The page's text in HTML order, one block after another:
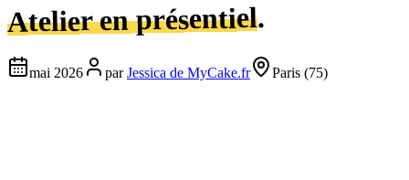
Atelier en présentiel.
mai 2026 par Jessica de MyCake.fr Paris (75)